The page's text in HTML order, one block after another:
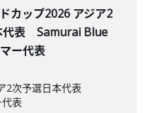
カップ2026 アジア2
代表 Samurai Blue
ー代表
2次予選日本代表
表